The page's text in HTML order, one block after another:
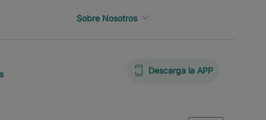
Sobre Nosotros
Descarga la APP